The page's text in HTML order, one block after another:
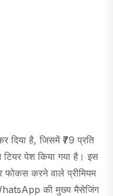
है, जिसमें ₹79 प्रति
पेश किया गया है। इस
करने वाले प्रीमियम
की मुख्य मैसेजिंग